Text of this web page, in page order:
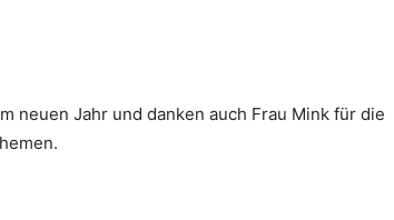
neuen Jahr und danken auch Frau Mink für die